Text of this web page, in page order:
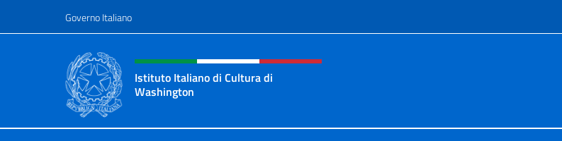
Governo Italiano
Intestazione sito, social e menù
Istituto Italiano di Cultura di
Washington